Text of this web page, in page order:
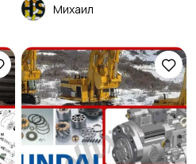
Михаил